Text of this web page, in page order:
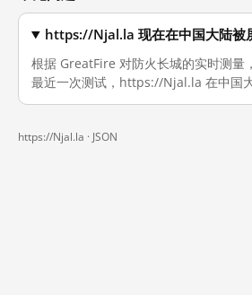
https://Njal.la 现在在中国大陆被
根据 GreatFire 对防火长城的实时测量
最近一次测试，https://Njal.la 在中国大
https://Njal.la · JSON